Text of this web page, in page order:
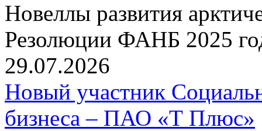
Новеллы развития
Резолюции ФАНБ 2025
29.07.2026
Новый участник
бизнеса – ПАО «Т Плюс»